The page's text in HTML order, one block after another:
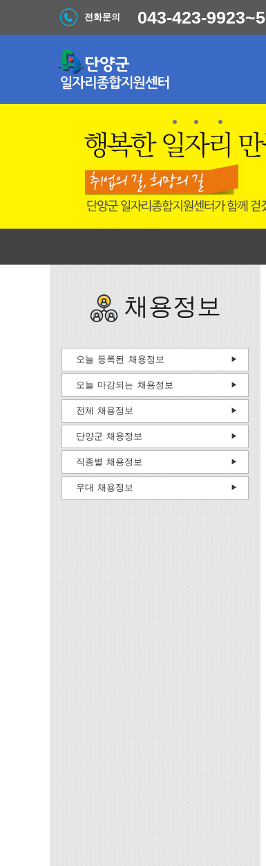
전화문의 043-423-9923~5
채용정보
오늘 등록된 채용정보
오늘 마감되는 채용정보
전체 채용정보
단양군 채용정보
직종별 채용정보
우대 채용정보